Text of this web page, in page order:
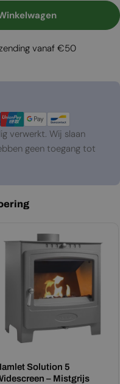
Solution 5
Hamlet
vanaf €50
verwerkt. Wij slaan
geen toegang tot
Solution 5
– Mistgrijs